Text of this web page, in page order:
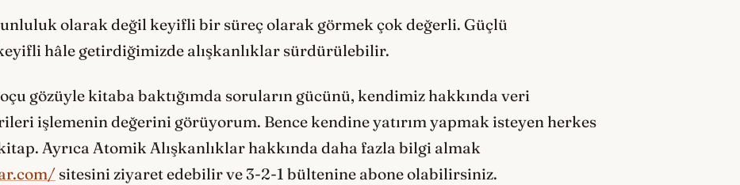
olarak değil keyifli bir süreç olarak görmek çok değerli. Güçlü
hâle getirdiğimizde alışkanlıklar sürdürülebilir.
gözüyle kitaba baktığımda soruların gücünü, kendimiz hakkında veri
işlemenin değerini görüyorum. Bence kendine yatırım yapmak isteyen herkes
Ayrıca Atomik Alışkanlıklar hakkında daha fazla bilgi almak
sitesini ziyaret edebilir ve 3-2-1 bültenine abone olabilirsiniz.